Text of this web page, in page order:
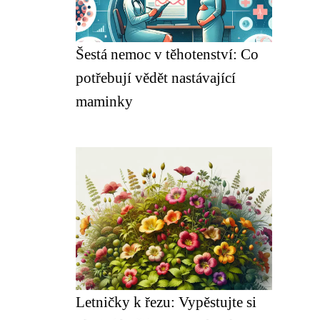
Šestá nemoc v těhotenství: Co
potřebují vědět nastávající
maminky
Letničky k řezu: Vypěstujte si